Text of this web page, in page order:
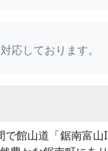
応しております。
館山道「鋸南富山